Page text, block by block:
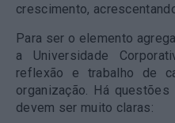
crescimento,
Para ser o elemento
a Universidade
reflexão e trabalho de
organização. Há
devem ser muito claras: